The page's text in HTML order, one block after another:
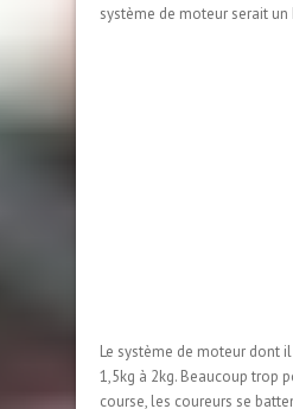
système de moteur serait un
Le système de moteur dont
1,5kg à 2kg. Beaucoup trop
course, les coureurs se